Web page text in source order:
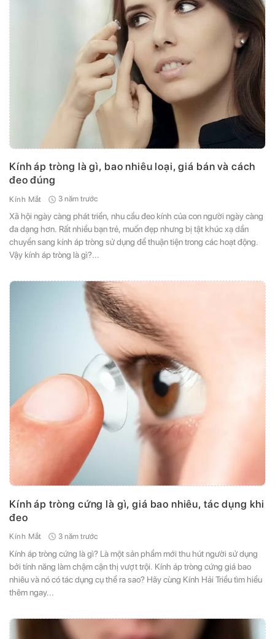
Kính áp tròng là gì, bao nhiêu loại, giá bán và cách
đeo đúng
Kính Mắt 3 năm trước
Xã hội ngày càng phát triển, nhu cầu đeo kính của con người ngày càng
đa dạng hơn. Rất nhiều bạn trẻ, muốn đẹp nhưng bị tật khúc xạ dần
chuyển sang kính áp tròng sử dụng để thuận tiện trong các hoạt động.
Vậy kính áp tròng là gì?...
Kính áp tròng cứng là gì, giá bao nhiêu, tác dụng khi
đeo
Kính Mắt 3 năm trước
Kính áp tròng cứng là gì? Là một sản phẩm mới thu hút người sử dụng
bởi tính năng làm chậm cận thị vượt trội. Kính áp tròng cứng giá bao
nhiêu và nó có tác dụng cụ thể ra sao? Hãy cùng Kính Hải Triều tìm hiểu
thêm ngay...